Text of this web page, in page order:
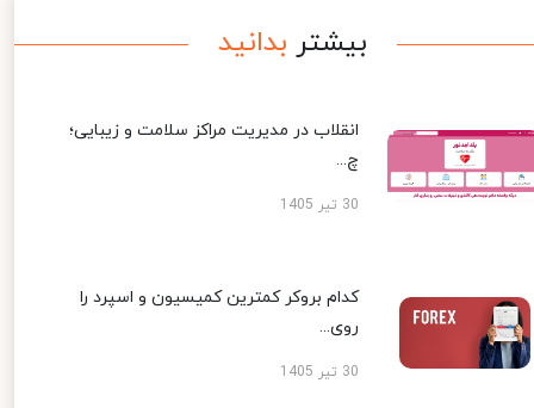
بیشتر بدانید
انقلاب در مدیریت مراکز سلامت و زیبایی؛
چ...
30 تیر 1405
کدام بروکر کمترین کمیسیون و اسپرد را
روی...
30 تیر 1405